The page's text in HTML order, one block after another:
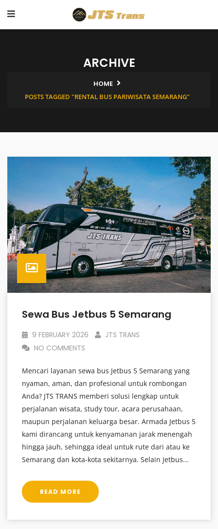
ARCHIVE
HOME
POSTS TAGGED "RENTAL BUS PARIWISATA SEMARANG"
Sewa Bus Jetbus 5 Semarang
9 FEBRUARY 2026
JTS TRANS
NO COMMENTS
Mencari layanan sewa bus Jetbus 5 Semarang yang
nyaman, aman, dan profesional untuk rombongan
Anda? JTS TRANS memberi solusi lengkap untuk
perjalanan wisata, study tour, acara perusahaan,
maupun perjalanan keluarga besar. Armada Jetbus 5
kami dirancang untuk kenyamanan jarak menengah
hingga jauh, sehingga ideal untuk rute dari atau ke
Semarang dan kota-kota sekitarnya. Selain Jetbus...
READ MORE